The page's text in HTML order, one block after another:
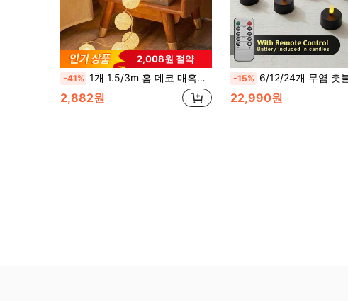
2,008원 절약
-41% 1개 1.5/3m 홈 데코 매혹적인 플라스틱 와이어 볼 LED 요정 조명, 배터리 구동 실내 방 벽 장식 구형 스트링 조명, 편안한 분위기 조성, 침실 장식, 발렌타인 데이 장식, 웨딩 장식 및 크리스마스 트리 장식 조명에 적합
2,882원
-15% 6/12/24개 무염 촛불 조명 리모컨 포함, 타이머/리모컨 기능, 배터리 작동, 무취 무염 촛불, 소원 촛불, 탁상 센터피스 장식용, 가정, 할로윈, 크리스마스, 발렌타인데이, 어머니날, 휴일, 선물, 생일,
22,990원